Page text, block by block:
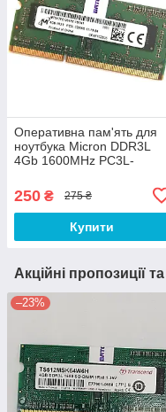
Оперативна пам'ять для
ноутбука Micron DDR3L
4Gb 1600MHz PC3L-
(MT8KTF51264HZ-
Б/В
250 ₴ 275 ₴
Купити
Акційні пропозиції
–23%